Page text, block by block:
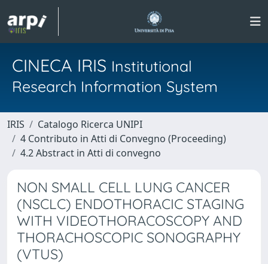
CINECA IRIS Institutional
Research Information System
IRIS
Catalogo Ricerca UNIPI
4 Contributo in Atti di Convegno (Proceeding)
4.2 Abstract in Atti di convegno
NON SMALL CELL LUNG CANCER
(NSCLC) ENDOTHORACIC STAGING
WITH VIDEOTHORACOSCOPY AND
THORACHOSCOPIC SONOGRAPHY
(VTUS)